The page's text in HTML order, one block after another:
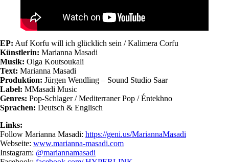
EP: Auf Korfu will ich glücklich sein / Kalimera Corfu
Künstlerin: Marianna Masadi
Musik: Olga Koutsoukali
Text: Marianna Masadi
Produktion: Jürgen Wendling – Sound Studio Saar
Label: MMasadi Music
Genres: Pop-Schlager / Mediterraner Pop / Éntekhno
Sprachen: Deutsch & Englisch
Links:
Follow Marianna Masadi: https://geni.us/MariannaMasadi
Webseite: www.marianna-masadi.com
Instagram: @mariannamasadi